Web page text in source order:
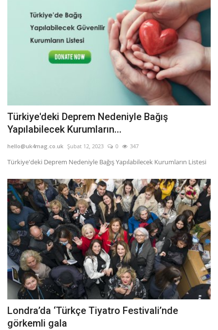
Türkiye'deki Deprem Nedeniyle Bağış
Yapılabilecek Kurumların...
hello@uk4mag.co.uk Şubat 12, 2023 0 347
Türkiye'deki Deprem Nedeniyle Bağış Yapılabilecek Kurumların Listesi
Londra’da ‘Türkçe Tiyatro Festivali’nde
görkemli gala